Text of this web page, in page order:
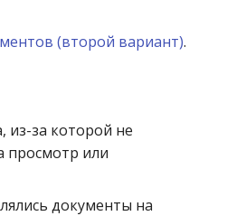
(второй вариант).
из-за которой не
просмотр или
документы на